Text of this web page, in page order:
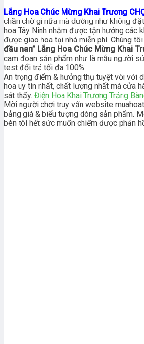
Lẵng Hoa Chúc Mừng Khai Trương
chần chờ gì nữa mà dường như không
hoa Tây Ninh nhằm được tận hưởng các
được giao hoa tại nhà miễn phí. Chúng tôi
đầu nan” Lẵng Hoa Chúc Mừng Khai
cam đoan sản phẩm như là mẫu người
test đổi trả tối đa 100%.
An trọng điểm & hưởng thụ tuyệt vời với
hoa uy tín nhất, chất lượng nhất mà cửa
sát thấy. Điện Hoa Khai Trương Trảng
Mời người chơi truy vấn website
bảng giá & biểu tượng dòng sản phẩm.
bên tôi hết sức muốn chiếm được phản